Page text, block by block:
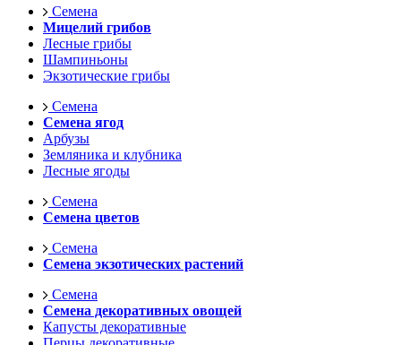
Семена
Мицелий грибов
Лесные грибы
Шампиньоны
Экзотические грибы
Семена
Семена ягод
Арбузы
Земляника и клубника
Лесные ягоды
Семена
Семена цветов
Семена
Семена экзотических растений
Семена
Семена декоративных овощей
Капусты декоративные